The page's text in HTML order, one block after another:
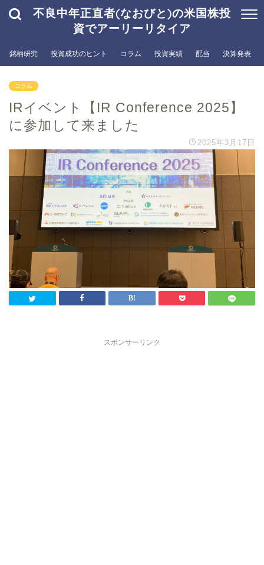
不良中年正直者(なおびと)の米国株投
資でアーリーリタイア
銘柄研究 投資成功のヒント コラム 投資実績 配当 決算発表
コラム
IRイベント【IR Conference 2025】
に参加して来ました
2025年3月17日
スポンサーリンク